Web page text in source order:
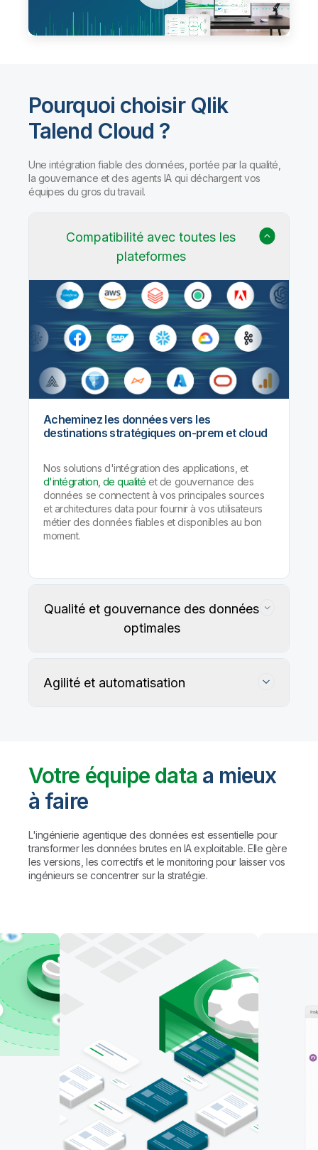
Pourquoi choisir Qlik
Talend Cloud ?
Une intégration fiable des données, portée par la qualité,
la gouvernance et des agents IA qui déchargent vos
équipes du gros du travail.
Compatibilité avec toutes les
plateformes
Acheminez les données vers les
destinations stratégiques on-prem et cloud
Nos solutions d'intégration des applications, et
d'intégration, de qualité et de gouvernance des
données se connectent à vos principales sources
et architectures data pour fournir à vos utilisateurs
métier des données fiables et disponibles au bon
moment.
Qualité et gouvernance des données
optimales
de vos données
Les règles personnalisées et les agents IA détectent
et profilent les problèmes de qualité, puis proposent
Agilité et automatisation
Automatisez la gestion du data warehouse,
des lakehouses et du data lake prêt pour l'IA
avec des agents de codage comme Claude Code
et GitHub Copilot, ou utilisez l'assistant IA de Qlik
pour travailler en langage naturel.
Votre équipe data a mieux
à faire
L'ingénierie agentique des données est essentielle pour
transformer les données brutes en IA exploitable. Elle gère
les versions, les correctifs et le monitoring pour laisser vos
ingénieurs se concentrer sur la stratégie.